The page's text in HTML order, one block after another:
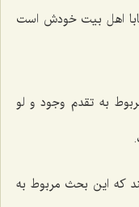
اهل بیت خودش است
به تقدم وجود و لو
كه این بحث مربوط به